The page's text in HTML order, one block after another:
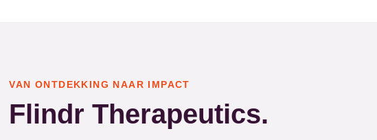
VAN ONTDEKKING NAAR IMPACT
Flindr Therapeutics.